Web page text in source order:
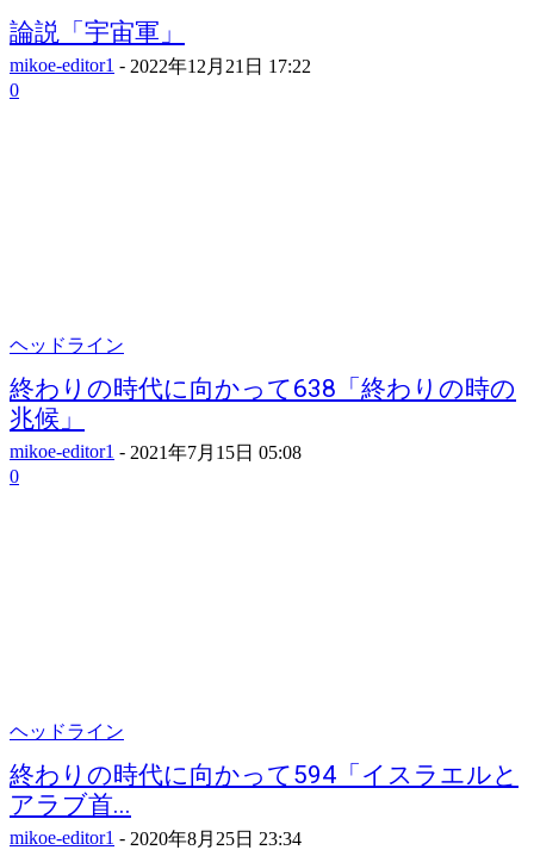
論説「宇宙軍」
mikoe-editor1 - 2022年12月21日 17:22
0
ヘッドライン
終わりの時代に向かって638「終わりの時の
兆候」
mikoe-editor1 - 2021年7月15日 05:08
0
ヘッドライン
終わりの時代に向かって594「イスラエルと
アラブ首...
mikoe-editor1 - 2020年8月25日 23:34